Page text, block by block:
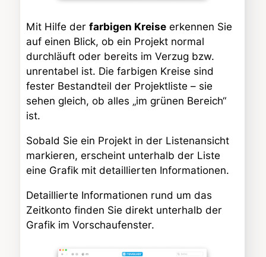
Mit Hilfe der farbigen Kreise erkennen Sie
auf einen Blick, ob ein Projekt normal
durchläuft oder bereits im Verzug bzw.
unrentabel ist. Die farbigen Kreise sind
fester Bestandteil der Projektliste – sie
sehen gleich, ob alles „im grünen Bereich“
ist.
Sobald Sie ein Projekt in der Listenansicht
markieren, erscheint unterhalb der Liste
eine Grafik mit detaillierten Informationen.
Detaillierte Informationen rund um das
Zeitkonto finden Sie direkt unterhalb der
Grafik im Vorschaufenster.